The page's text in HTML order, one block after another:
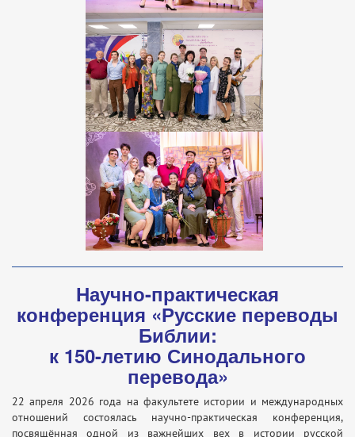
Научно-практическая
конференция «Русские переводы
Библии:
к 150-летию Синодального
перевода»
22 апреля 2026 года на факультете истории и международных
отношений состоялась научно-практическая конференция,
посвящённая одной из важнейших вех в истории русской